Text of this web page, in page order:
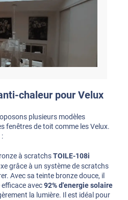
chaleur pour Velux
plusieurs modèles
fenêtres de toit comme les Velux.
à scratchsTOILE-108i
grâce à un système de scratchs
Avec sa teinte bronze douce, il
avec92% d'energie solaire
la lumière. Il est idéal pour